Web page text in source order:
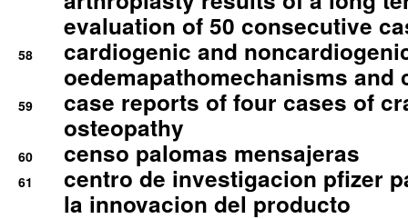
evaluation of 50 consecutive
58
cardiogenic and
oedemapathomechanisms and
59
case reports of four cases of
osteopathy
60 censo palomas mensajeras
61
centro de investigacion pfizer
la innovacion del producto